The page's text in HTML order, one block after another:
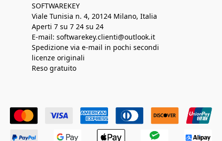
SOFTWAREKEY
Viale Tunisia n. 4, 20124 Milano, Italia
Aperti 7 su 7 24 su 24
E-mail: softwarekey.clienti@outlook.it
Spedizione via e-mail in pochi secondi
licenze originali
Reso gratuito